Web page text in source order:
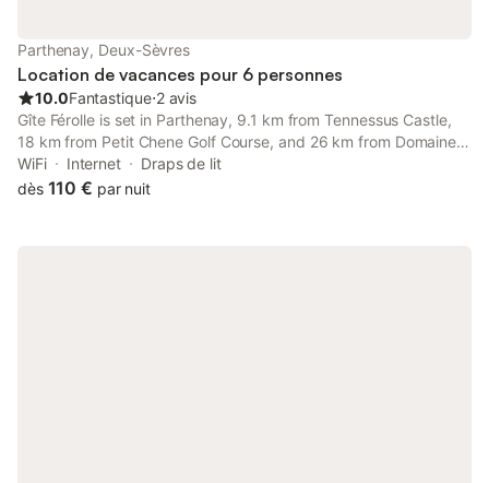
Parthenay, Deux-Sèvres
Location de vacances pour 6 personnes
10.0Fantastique⋅2 avis
Gîte Férolle is set in Parthenay, 9.1 km from Tennessus Castle,
18 km from Petit Chene Golf Course, and 26 km from Domaine
des Forges Golf Course.
WiFi Internet
Draps de lit
dès 110 € par nuit